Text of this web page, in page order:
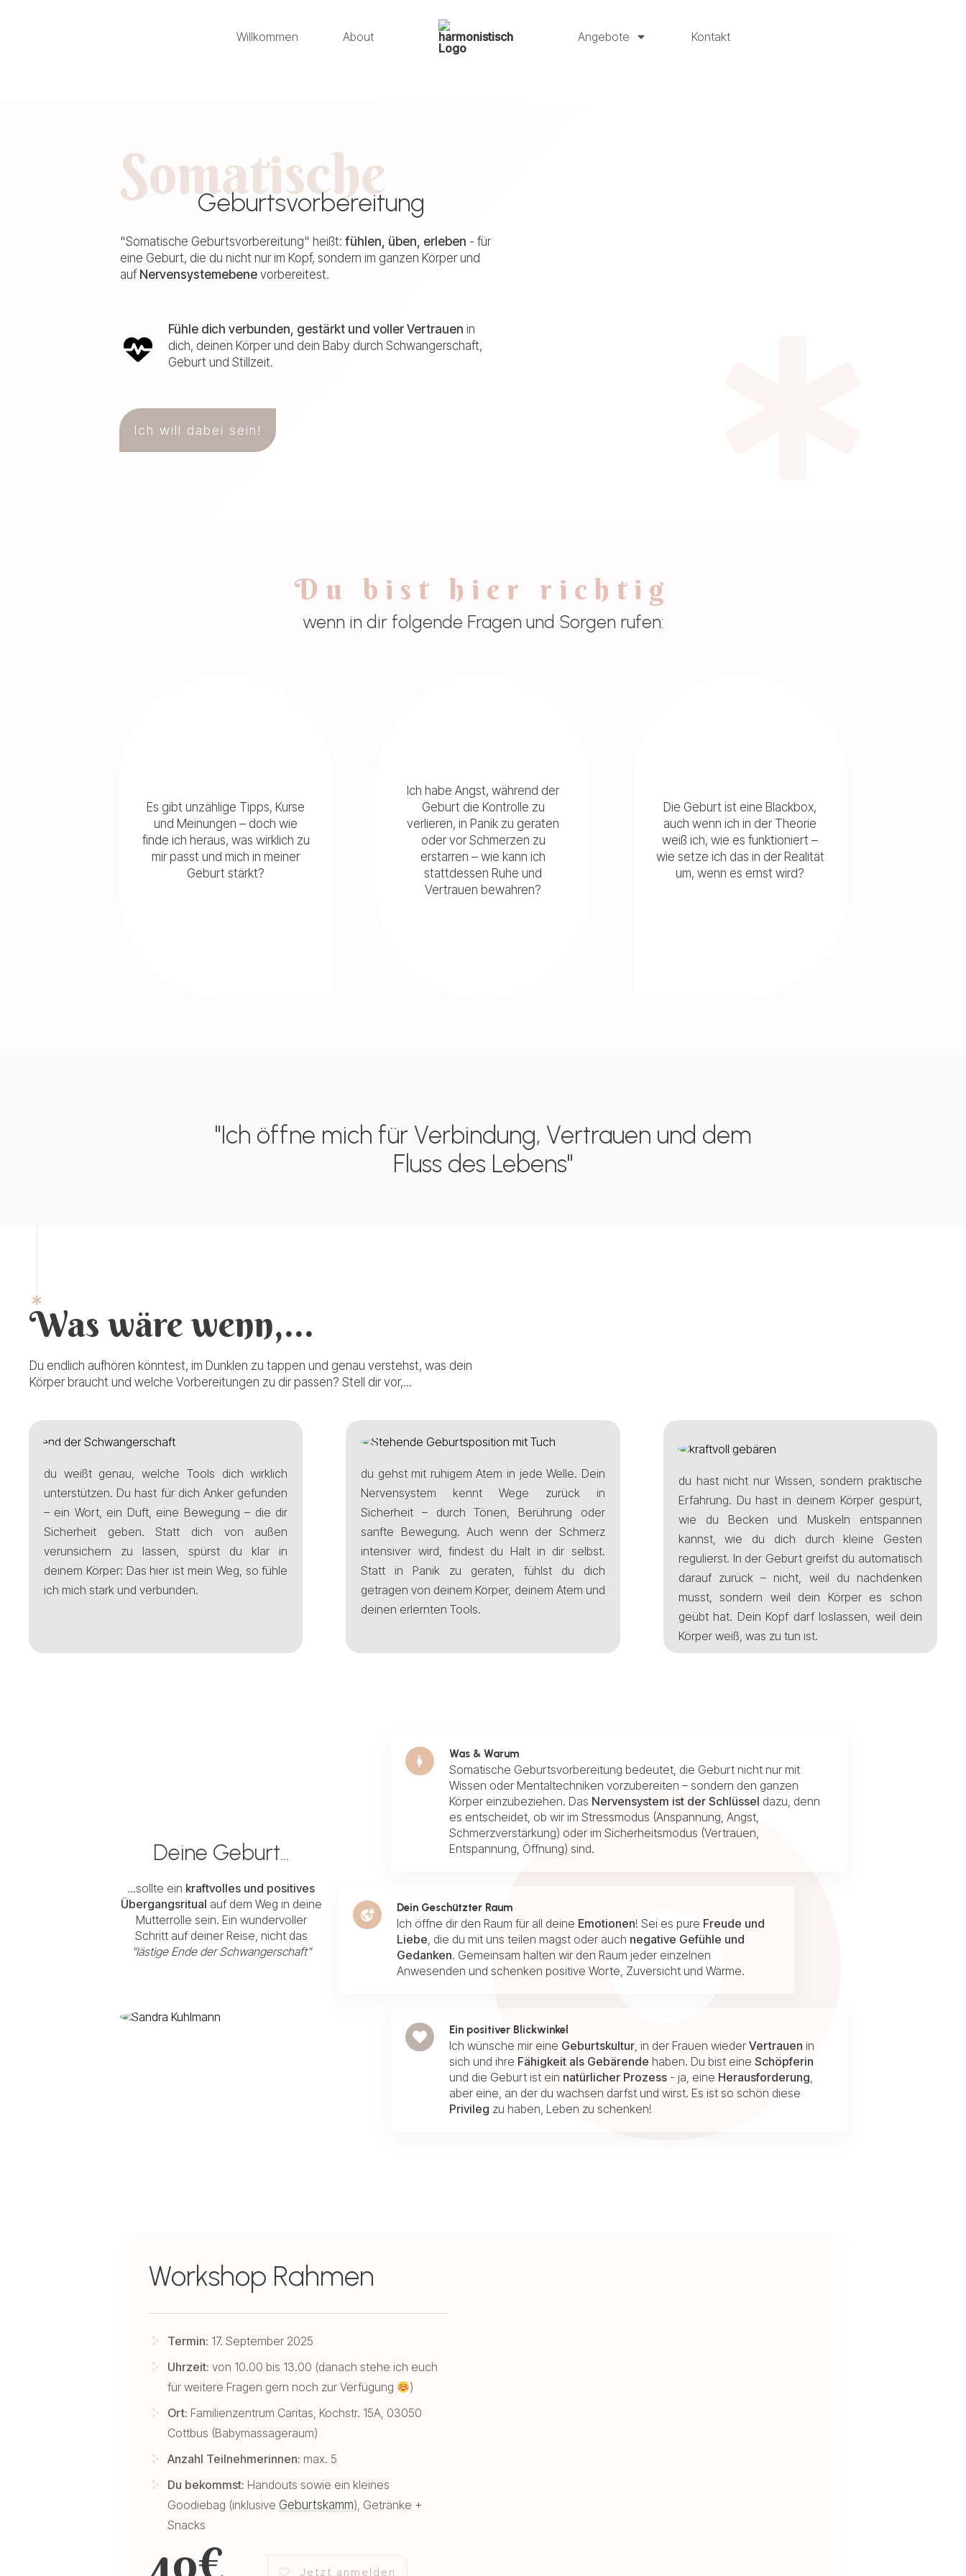
Willkommen About Angebote Kontakt
Somatische
Geburtsvorbereitung
"Somatische Geburtsvorbereitung" heißt: fühlen, üben, erleben - für
eine Geburt, die du nicht nur im Kopf, sondern im ganzen Körper und
auf Nervensystemebenevorbereitest.
Fühle dich verbunden, gestärkt und voller Vertrauen in
dich, deinen Körper und dein Baby durch Schwangerschaft,
Geburt und Stillzeit.
Ich will dabei sein!
Du bist hier richtig
wenn in dir folgende Fragen und Sorgen rufen:
Es gibt unzählige Tipps, Kurse
und Meinungen – doch wie
finde ich heraus, was wirklich zu
mir passt und mich in meiner
Geburt stärkt?
Ich habe Angst, während der
Geburt die Kontrolle zu
verlieren, in Panik zu geraten
oder vor Schmerzen zu
erstarren – wie kann ich
stattdessen Ruhe und
Vertrauen bewahren?
Die Geburt ist eine Blackbox,
auch wenn ich in der Theorie
weiß ich, wie es funktioniert –
wie setze ich das in der Realität
um, wenn es ernst wird?
"Ich öffne mich für Verbindung, Vertrauen und dem
Fluss des Lebens"
Was wäre wenn,...
Du endlich aufhören könntest, im Dunklen zu tappen und genau verstehst, was dein
Körper braucht und welche Vorbereitungen zu dir passen? Stell dir vor,...
du weißt genau, welche Tools dich wirklich
unterstützen. Du hast für dich Anker gefunden
– ein Wort, ein Duft, eine Bewegung – die dir
Sicherheit geben. Statt dich von außen
verunsichern zu lassen, spürst du klar in
deinem Körper: Das hier ist mein Weg, so fühle
ich mich stark und verbunden.
du gehst mit ruhigem Atem in jede Welle. Dein
Nervensystem kennt Wege zurück in
Sicherheit – durch Tönen, Berührung oder
sanfte Bewegung. Auch wenn der Schmerz
intensiver wird, findest du Halt in dir selbst.
Statt in Panik zu geraten, fühlst du dich
getragen von deinem Körper, deinem Atem und
deinen erlernten Tools.
du hast nicht nur Wissen, sondern praktische
Erfahrung. Du hast in deinem Körper gespürt,
wie du Becken und Muskeln entspannen
kannst, wie du dich durch kleine Gesten
regulierst. In der Geburt greifst du automatisch
darauf zurück – nicht, weil du nachdenken
musst, sondern weil dein Körper es schon
geübt hat. Dein Kopf darf loslassen, weil dein
Körper weiß, was zu tun ist.
Deine Geburt...
...sollte ein kraftvolles und positives
Übergangsritual auf dem Weg in deine
Mutterrolle sein. Ein wundervoller
Schritt auf deiner Reise, nicht das
"lästige Ende der Schwangerschaft"
Was & Warum
Somatische Geburtsvorbereitung bedeutet, die Geburt nicht nur mit
Wissen oder Mentaltechniken vorzubereiten – sondern den ganzen
Körper einzubeziehen. Das Nervensystem ist der Schlüssel dazu, denn
es entscheidet, ob wir im Stressmodus (Anspannung, Angst,
Schmerzverstärkung) oder im Sicherheitsmodus (Vertrauen,
Entspannung, Öffnung) sind.
Dein Geschützter Raum
Ich öffne dir den Raum für all deine Emotionen! Sei es pure Freude und
Liebe, die du mit uns teilen magst oder auch negative Gefühle und
Gedanken. Gemeinsam halten wir den Raum jeder einzelnen
Anwesenden und schenken positive Worte, Zuversicht und Wärme.
Ein positiver Blickwinkel
Ich wünsche mir eine Geburtskultur, in der Frauen wiederVertrauen in
sich und ihre Fähigkeit als Gebärende haben. Du bist eineSchöpferin
und die Geburt ist ein natürlicher Prozess - ja, eine Herausforderung,
aber eine, an der du wachsen darfst und wirst. Es ist so schön diese
Privileg zu haben, Leben zu schenken!
Workshop Rahmen
Termin: 17. September 2025
Uhrzeit: von 10.00 bis 13.00 (danach stehe ich euch
für weitere Fragen gern noch zur Verfügung
)
Ort: Familienzentrum Caritas, Kochstr. 15A, 03050
Cottbus (Babymassageraum)
Anzahl Teilnehmerinnen: max. 5
Du bekommst: Handouts sowie ein kleines
Goodiebag (inklusive Geburtskamm), Getränke +
Snacks
40€ Jetzt anmelden